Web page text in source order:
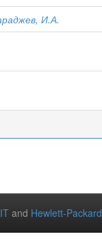
И.А.
and Hewlett-Packard